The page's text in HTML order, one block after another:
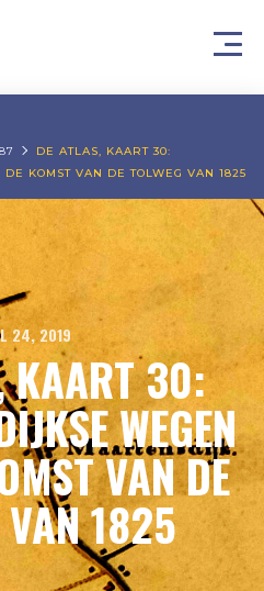
DE ATLAS, KAART 30:
KOMST VAN DE TOLWEG VAN 1825
24, 2019
KAART 30:
WEGEN
VAN DE
VAN 1825